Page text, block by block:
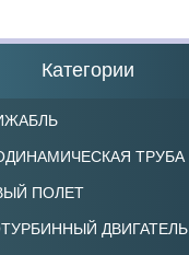
Категории
ТРУБА
ПОЛЕТ
ДВИГАТЕЛЬ